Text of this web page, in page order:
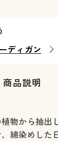
ディガン
商品説明
物から抽出
綿染めした